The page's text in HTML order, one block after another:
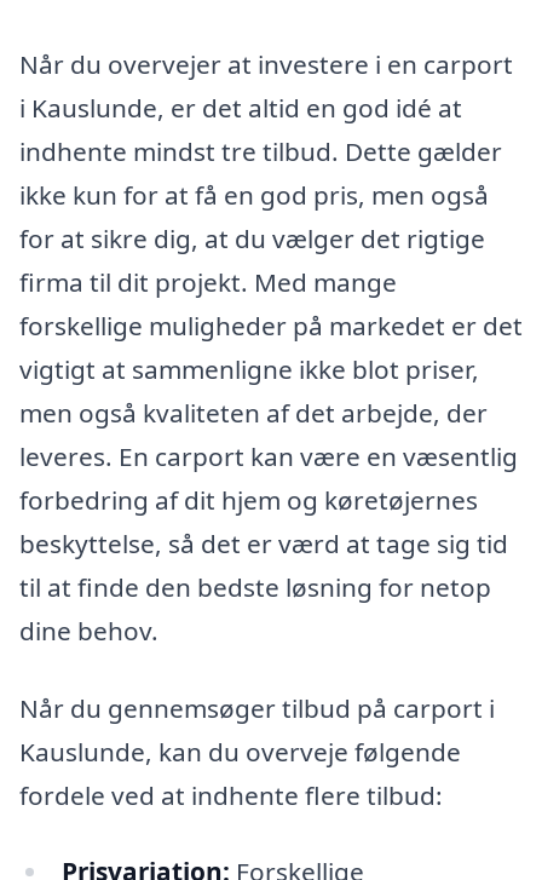
Når du overvejer at investere i en carport
i Kauslunde, er det altid en god idé at
indhente mindst tre tilbud. Dette gælder
ikke kun for at få en god pris, men også
for at sikre dig, at du vælger det rigtige
firma til dit projekt. Med mange
forskellige muligheder på markedet er det
vigtigt at sammenligne ikke blot priser,
men også kvaliteten af det arbejde, der
leveres. En carport kan være en væsentlig
forbedring af dit hjem og køretøjernes
beskyttelse, så det er værd at tage sig tid
til at finde den bedste løsning for netop
dine behov.
Når du gennemsøger tilbud på carport i
Kauslunde, kan du overveje følgende
fordele ved at indhente flere tilbud:
Prisvariation: Forskellige